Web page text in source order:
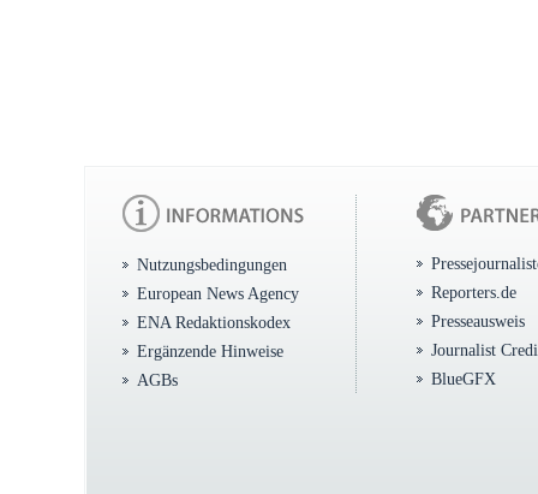
Nutzungsbedingungen
European News Agency
ENA Redaktionskodex
Ergänzende Hinweise
AGBs
Reporters.de
Presseausweis
Journalist
BlueGFX